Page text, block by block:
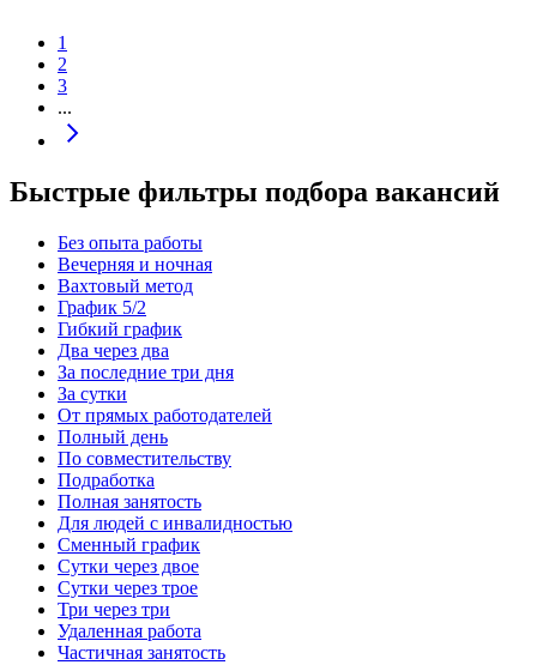
1
2
3
...
Быстрые фильтры подбора вакансий
Без опыта работы
Вечерняя и ночная
Вахтовый метод
График 5/2
Гибкий график
Два через два
За последние три дня
За сутки
От прямых работодателей
Полный день
По совместительству
Подработка
Полная занятость
Для людей с инвалидностью
Сменный график
Сутки через двое
Сутки через трое
Три через три
Удаленная работа
Частичная занятость